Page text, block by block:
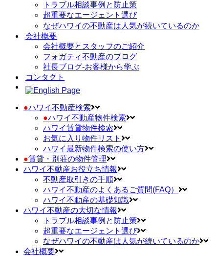
トラブル相談事例と防止策
超重要なエージェント選び
なぜハワイの不動産は人気が続いているのか
会社概要
会社概要とスタッフのご紹介
フォガティ不動産のブログ
社長ブログ-お客様から学ぶ
コンタクト
●ハワイ不動産検索
●ハワイ不動産物件検索
ハワイ賃貸物件検索
お気に入り物件リスト
ハワイ最新物件検索の使い方
●賃貸・別荘の物件管理
ハワイ不動産お役立ち情報
不動産取引きの手順
ハワイ不動産のよくあるご質問(FAQ）
ハワイ不動産の基礎知識
ハワイ不動産の大切な情報
トラブル相談事例と防止策
超重要なエージェント選び
なぜハワイの不動産は人気が続いているのか
会社概要